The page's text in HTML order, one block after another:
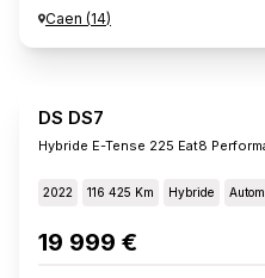
Caen (14)
DS DS7
Hybride E-Tense 225 Eat8
2022 116 425 Km Hybride
19 999 €